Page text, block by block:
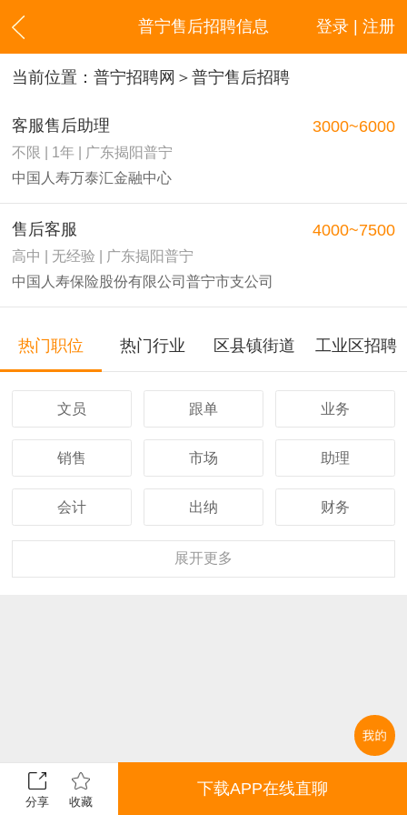
登录 | 注册
普宁售后招聘信息
当前位置： 普宁招聘网 ＞普宁售后招聘
客服售后助理
不限 | 1年 | 广东揭阳普宁
中国人寿万泰汇金融中心
3000~6000
售后客服
高中 | 无经验 | 广东揭阳普宁
中国人寿保险股份有限公司普宁市支公司
4000~7500
热门职位 热门行业 区县镇街道 工业区招聘
文员 跟单 业务
销售 市场 助理
会计 出纳 财务
行政
服务员 计算机 教师
展开更多
分享 收藏
下载APP在线直聊